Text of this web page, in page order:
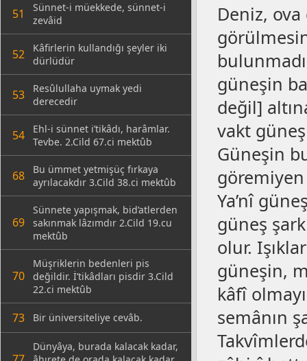
51
Sünnet-i müekkede, sünnet-i
zevâid
52
Kâfirlerin kullandığı şeyler iki
dürlüdür
53
Resûlullaha uymak yedi
derecedir
54
Ehl-i sünnet i’tikâdı, harâmlar.
Tevbe. 2.Cild 67.ci mektûb
68
Bu ümmet yetmişüç fırkaya
ayrılacakdır 3.Cild 38.ci mektûb
69
Sünnete yapışmak, bid’atlerden
sakınmak lâzımdır 2.Cild 19.cu
mektûb
70
Müşriklerin bedenleri pis
değildir. İ’tikâdları pisdir 3.Cild
22.ci mektûb
73 Bir üniversiteliye cevâb.
Dünyâya, burada kalacak kadar,
Deniz,
güneşin
değil]
vakt
Güneşin
Ya’nî
güneş
olur.
güneşin,
kâfî
semânın